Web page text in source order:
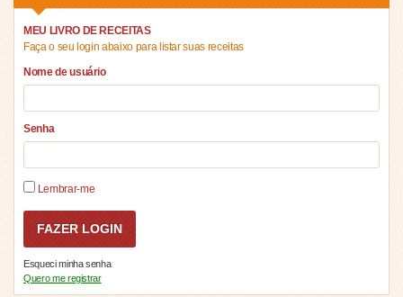
MEU LIVRO DE RECEITAS
Faça o seu login abaixo para listar suas receitas
Nome de usuário
Senha
Lembrar-me
Esqueci minha senha
Quero me registrar